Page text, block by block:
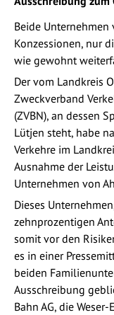
Beide
Konzessionen, nur
wie gewohnt
Der vom Landkreis
Zweckverband
(ZVBN), an dessen
Lütjen steht, habe
Verkehre im
Ausnahme der
Unternehmen von
Dieses
zehnprozentigen
somit vor den
es in einer
beiden
Ausschreibung
Bahn AG, die